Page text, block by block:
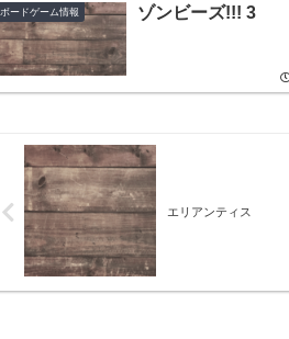
ボードゲーム情報 ゾンビーズ!!! 3
エリアンティス